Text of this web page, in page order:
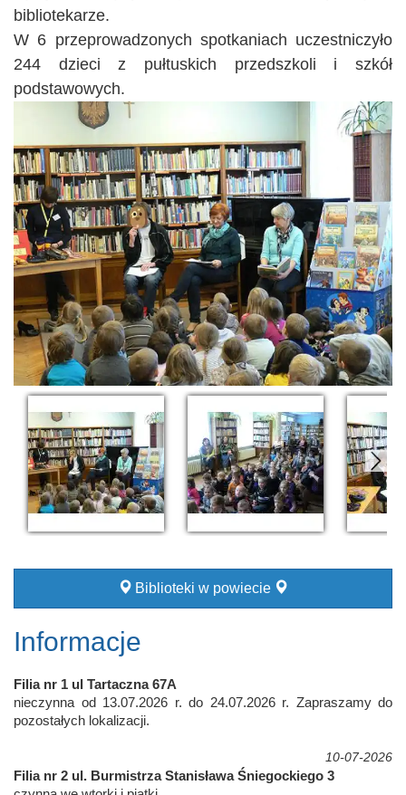
bibliotekarze.
W 6 przeprowadzonych spotkaniach uczestniczyło
244 dzieci z pułtuskich przedszkoli i szkół
podstawowych.
Biblioteki w powiecie
Informacje
Filia nr 1 ul Tartaczna 67A
nieczynna od 13.07.2026 r. do 24.07.2026 r. Zapraszamy do
pozostałych lokalizacji.
10-07-2026
Filia nr 2 ul. Burmistrza Stanisława Śniegockiego 3